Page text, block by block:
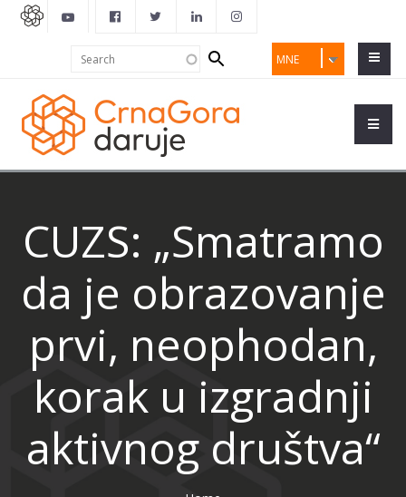
MNE
Search
form
CUZS: „Smatramo
da je obrazovanje
prvi, neophodan,
korak u izgradnji
aktivnog društva“